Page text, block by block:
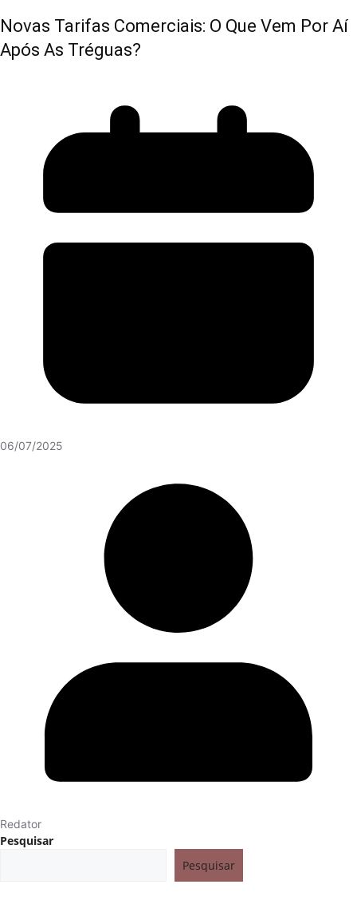
Novas Tarifas Comerciais: O Que Vem Por Aí
Após As Tréguas?
06/07/2025
Redator
Pesquisar
Pesquisar